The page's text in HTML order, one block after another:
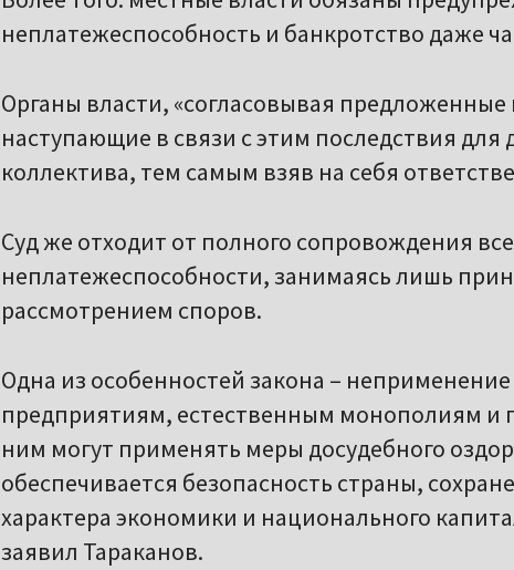
неплатежеспособность и банкротство даже
Органы власти, «согласовывая
наступающие в связи с этим последствия для
коллектива, тем самым взяв на себя
Суд же отходит от полного сопровождения
неплатежеспособности, занимаясь лишь
рассмотрением споров.
Одна из особенностей закона –
предприятиям, естественным монополиям и
ним могут применять меры досудебного
обеспечивается безопасность страны,
характера экономики и национального
заявил Тараканов.